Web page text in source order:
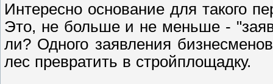
Интересно основание для такого
Это, не больше и не меньше -
ли? Одного заявления
лес превратить в стройплощадку.